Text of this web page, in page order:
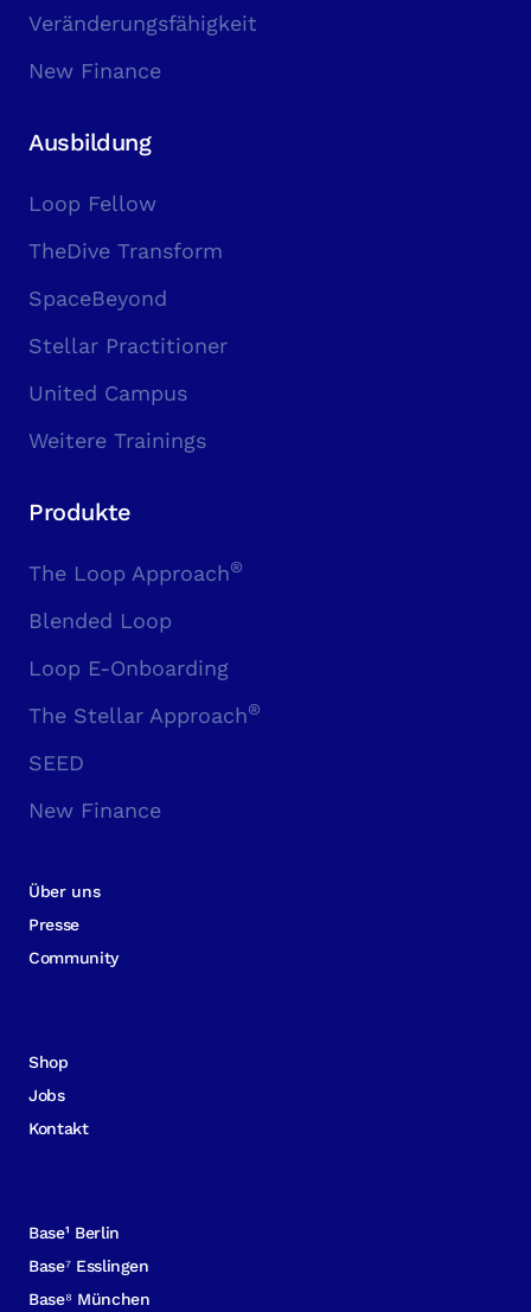
Veränderungsfähigkeit
New Finance
Ausbildung
Loop Fellow
TheDive Transform
SpaceBeyond
Stellar Practitioner
United Campus
Weitere Trainings
Produkte
The Loop Approach®
Blended Loop
Loop E-Onboarding
The Stellar Approach®
SEED
New Finance
Über uns
Presse
Community
Shop
Jobs
Kontakt
Base¹ Berlin
Base⁷ Esslingen
Base⁸ München